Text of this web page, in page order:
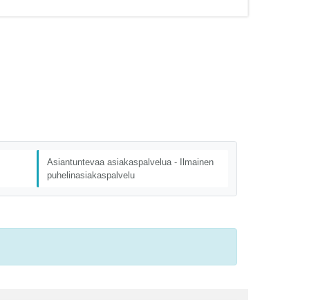
Asiantuntevaa asiakaspalvelua - Ilmainen
puhelinasiakaspalvelu